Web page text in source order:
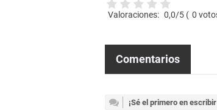
Valoraciones: 0,0/5 ( 0
Comentarios
¡Sé el primero en